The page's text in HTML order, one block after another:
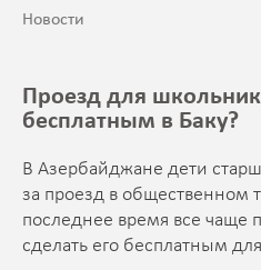
Новости
Проезд для
бесплатным в Баку?
В Азербайджане дети
за проезд в общественном
последнее время все чаще
сделать его бесплатным